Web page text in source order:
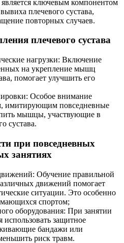
ключевым компонентом
плечевого сустава,
повторных случаев.
плечевого сустава
нагрузки: Включение
на укрепление мышц
помогает улучшить его
Особое внимание
имитирующим повседневные
мышцы, участвующие в
сустава.
при повседневных
занятиях
Обучение правильной
движений помогает
ситуации. Это особенно
спортом;
оборудования: При занятии
использовать защитное
бандажи или
риск травм.